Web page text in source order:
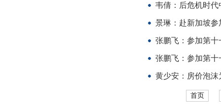
韦倩：后危机时
景琳：赴新加坡
张鹏飞：参加第
张鹏飞：参加第
黄少安：房价泡
首页